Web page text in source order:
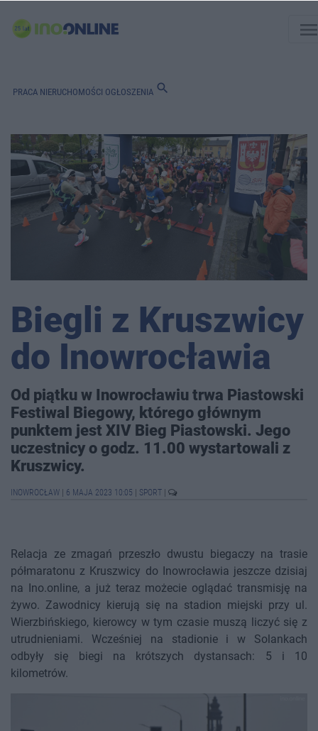
PRACA NIERUCHOMOŚCI OGŁOSZENIA search
Biegli z Kruszwicy
do Inowrocławia
Od piątku w Inowrocławiu trwa Piastowski
Festiwal Biegowy, którego głównym
punktem jest XIV Bieg Piastowski. Jego
uczestnicy o godz. 11.00 wystartowali z
Kruszwicy.
INOWROCŁAW 6 MAJA 2023 10:05 SPORT
Relacja ze zmagań przeszło dwustu biegaczy na trasie
półmaratonu z Kruszwicy do Inowrocławia jeszcze dzisiaj
na Ino.online, a już teraz możecie oglądać transmisję na
żywo. Zawodnicy kierują się na stadion miejski przy ul.
Wierzbińskiego, kierowcy w tym czasie muszą liczyć się z
utrudnieniami. Wcześniej na stadionie i w Solankach
odbyły się biegi na krótszych dystansach: 5 i 10
kilometrów.